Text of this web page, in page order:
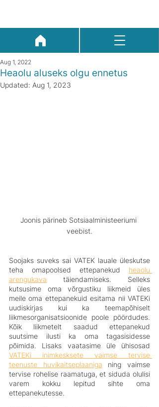
Heaolu aluseks olgu ennetus
Aug 1, 2022
Updated: Aug 1, 2023
Joonis pärineb Sotsiaalministeeriumi
veebist.
Soojaks suveks sai VATEK lauale üleskutse
teha omapoolsed ettepanekud heaolu
arengukava täiendamiseks. Selleks
kutsusime oma võrgustiku liikmeid üles
meile oma ettepanekuid esitama nii VATEKi
uudiskirjas kui ka teemapõhiselt
liikmesorganisatsioonide poole pöördudes.
Kõik liikmetelt saadud ettepanekud
suutsime ilusti ka oma tagasisidesse
VATEKi inimkesksete vaimse tervise
teenuste huvikaitseplaaniga ning vaimse
tervise rohelise raamatuga, et siduda olulisi
varem kokku lepitud sihte oma
ettepanekutesse.